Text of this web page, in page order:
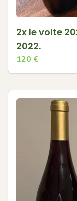
2x le volte
2022.
120 €